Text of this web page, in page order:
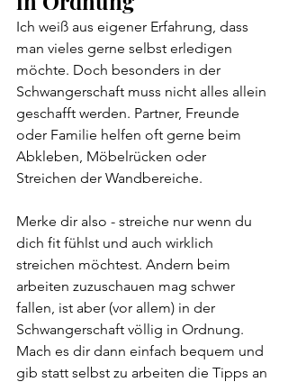
Ich weiß aus eigener Erfahrung, dass
man vieles gerne selbst erledigen
möchte. Doch besonders in der
Schwangerschaft muss nicht alles allein
geschafft werden. Partner, Freunde
oder Familie helfen oft gerne beim
Abkleben, Möbelrücken oder
Streichen der Wandbereiche.
Merke dir also - streiche nur wenn du
dich fit fühlst und auch wirklich
streichen möchtest. Andern beim
arbeiten zuzuschauen mag schwer
fallen, ist aber (vor allem) in der
Schwangerschaft völlig in Ordnung.
Mach es dir dann einfach bequem und
gib statt selbst zu arbeiten die Tipps an